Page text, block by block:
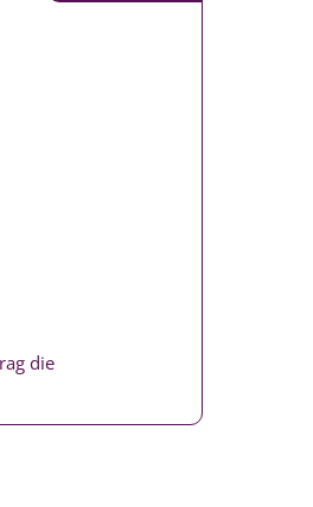
die